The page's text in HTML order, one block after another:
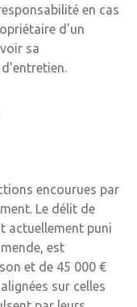
en cas
d’un
sa
encourues par
Le délit de
actuellement puni
est
et de 45 000 €
sur celles